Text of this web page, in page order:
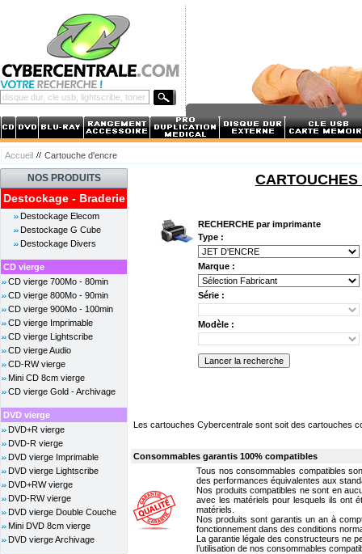
Accueil Cartouche d'encre
NOS PRODUITS
Destockage - Braderie
Destockage Elecom
Destockage G Cube
Destockage Divers
CD vierge
CD vierge 700Mo - 80min
CD vierge 800Mo - 90min
CD vierge 900Mo - 100min
CD vierge Imprimable
CD vierge Lightscribe
CD vierge Audio
CD-RW vierge
Mini CD 8cm vierge
CD vierge Gold - Archivage
DVD vierge
DVD+R vierge
DVD-R vierge
DVD vierge Imprimable
DVD vierge Lightscribe
DVD+RW vierge
DVD-RW vierge
DVD vierge Double Couche
Mini DVD 8cm vierge
DVD vierge Archivage
RECHERCHE par imprimante
Type :
Marque :
Série :
Modèle :
Les cartouches Cybercentrale sont soit des cartouches
Consommables garantis 100% compatibles
Tous nos consommables compatibles
des performances équivalentes aux
Nos produits compatibles ne sont en
avec les matériels pour lesquels ils ont
matériels.
Nos produits sont garantis un an à
fonctionnement dans des conditions
La garantie légale des constructeurs ne
l’utilisation de nos consommables